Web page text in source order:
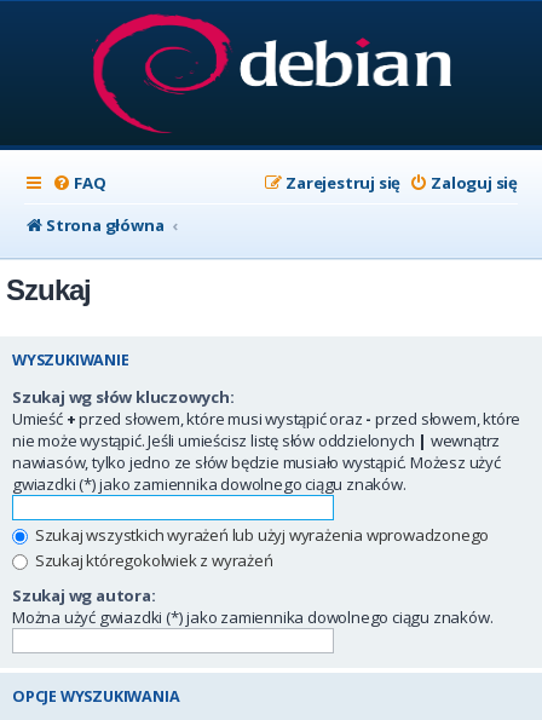
FAQ Zaloguj się
Zarejestruj się
Strona główna
Szukaj
WYSZUKIWANIE
Szukaj wg słów kluczowych:
Umieść +przed słowem, które musi wystąpić oraz - przed słowem, które
nie może wystąpić. Jeśli umieścisz listę słów oddzielonych | wewnątrz
nawiasów, tylko jedno ze słów będzie musiało wystąpić. Możesz użyć
gwiazdki (*) jako zamiennika dowolnego ciągu znaków.
Szukaj wszystkich wyrażeń lub użyj wyrażenia wprowadzonego
Szukaj któregokolwiek z wyrażeń
Szukaj wg autora:
Można użyć gwiazdki (*) jako zamiennika dowolnego ciągu znaków.
OPCJE WYSZUKIWANIA